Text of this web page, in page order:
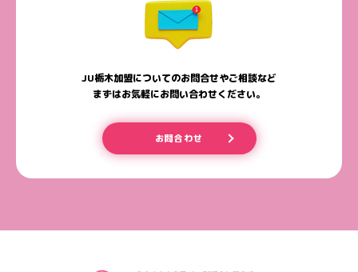
JU栃木加盟についてのお問合せやご相談など
まずはお気軽にお問い合わせください。
お問合わせ